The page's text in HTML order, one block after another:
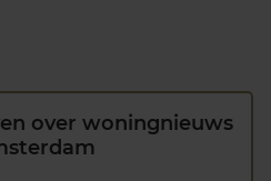
over woningnieuws